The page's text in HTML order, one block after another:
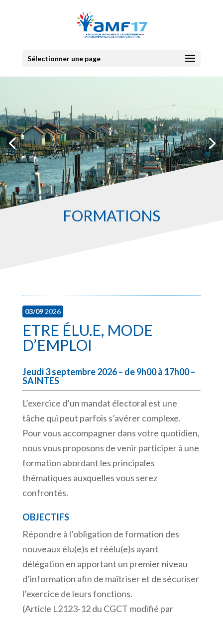
Sélectionner une page
FORMATIONS
03/092026
ETRE ÉLU.E, MODE
D’EMPLOI
Jeudi 3 septembre 2026 – de 9h00 à 17h00 –
SAINTES
L’exercice d’un mandat électoral est une
tâche qui peut parfois s’avérer complexe.
Pour vous accompagner dans votre quotidien,
nous vous proposons de venir participer à une
formation abordant les principales
thématiques auxquelles vous serez
confrontés.
OBJECTIFS
Répondre à l’obligation de formation des
nouveaux élu(e)s et réélu(e)s ayant
délégation en apportant un premier niveau
d’information afin de maîtriser et de sécuriser
l’exercice de leurs fonctions.
(Article L2123-12 du CGCT modifié par